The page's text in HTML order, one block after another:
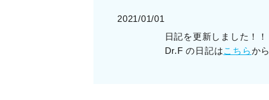
2021/01/01
日記を更新しました！！
Dr.F の日記はこちらから